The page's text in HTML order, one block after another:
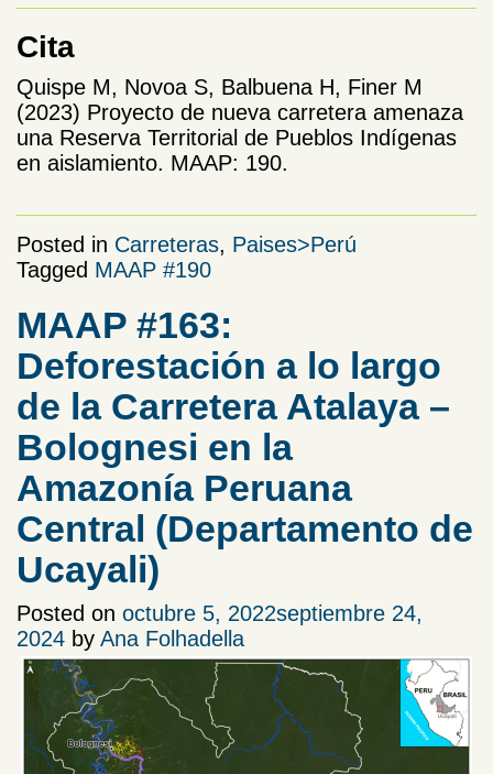
Cita
Quispe M, Novoa S, Balbuena H, Finer M
(2023) Proyecto de nueva carretera amenaza
una Reserva Territorial de Pueblos Indígenas
en aislamiento. MAAP: 190.
Posted in Carreteras, Paises>Perú
Tagged MAAP #190
MAAP #163:
Deforestación a lo largo
de la Carretera Atalaya –
Bolognesi en la
Amazonía Peruana
Central (Departamento de
Ucayali)
Posted on octubre 5, 2022septiembre 24,
2024 by Ana Folhadella